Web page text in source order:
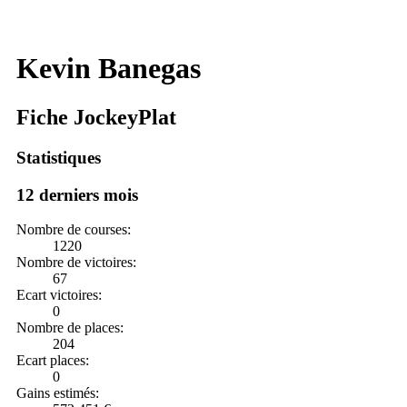
Kevin Banegas
Fiche JockeyPlat
Statistiques
12 derniers mois
Nombre de courses:
1220
Nombre de victoires:
67
Ecart victoires:
0
Nombre de places:
204
Ecart places:
0
Gains estimés: